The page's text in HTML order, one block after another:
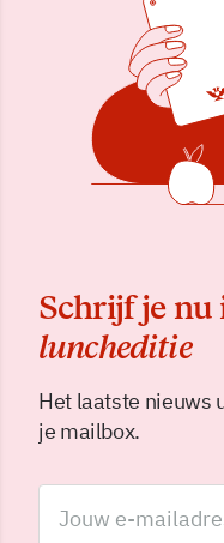
Schrijf je nu
luncheditie
Het laatste nieuws
je mailbox.